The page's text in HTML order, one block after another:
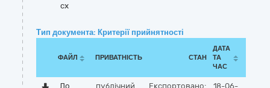
cx
Тип документа: Критерії прийнятності
ФАЙЛ ПРИВАТНІСТЬ СТАН
ДАТА
ТА
ЧАС
До публічний Експортовано: 18-06-